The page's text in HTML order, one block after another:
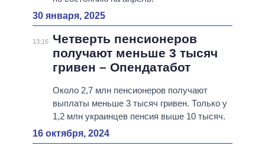
30 января, 2025
13:16
Четверть пенсионеров
получают меньше 3 тысяч
гривен – Опендатабот
Около 2,7 млн пенсионеров получают
выплаты меньше 3 тысяч гривен. Только у
1,2 млн украинцев пенсия выше 10 тысяч.
16 октября, 2024